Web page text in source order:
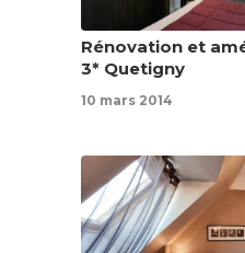
Rénovation et
3* Quetigny
10 mars 2014